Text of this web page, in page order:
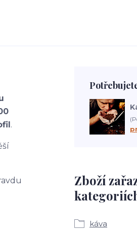
.
Zboží
káva